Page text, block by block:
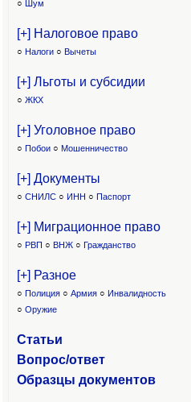
○ Шум
[+] Налоговое право
○ Налоги ○ Вычеты
[+] Льготы и субсидии
○ ЖКХ
[+] Уголовное право
○ Побои ○ Мошенничество
[+] Документы
○ СНИЛС ○ ИНН ○ Паспорт
[+] Миграционное право
○ РВП ○ ВНЖ ○ Гражданство
[+] Разное
○ Полиция ○ Армия ○ Инвалидность
○ Оружие
Статьи
Вопрос/ответ
Образцы документов